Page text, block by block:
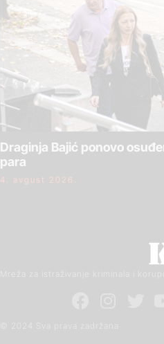
Draginja Bajić ponovo
para
4. avgust 2026.
Mreža za istraživanje kriminala i
© 2024 Sva prava zadržana